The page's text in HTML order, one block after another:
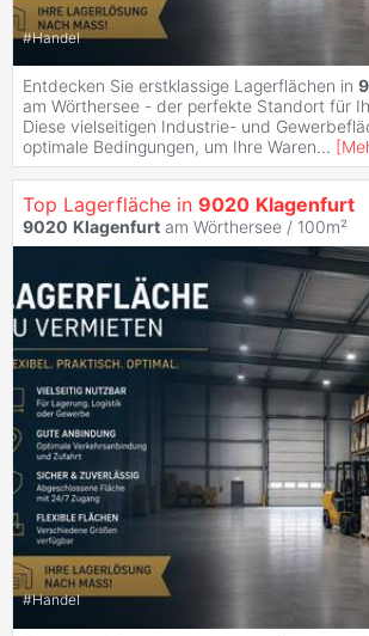
#Handel
Entdecken Sie erstklassige Lagerflächen in
am Wörthersee - der perfekte Standort für
Diese vielseitigen Industrie- und
optimale Bedingungen, um Ihre Waren... [
Top Lagerfläche in 9020 Klagenfurt
9020 Klagenfurt am Wörthersee / 100m²
#Handel